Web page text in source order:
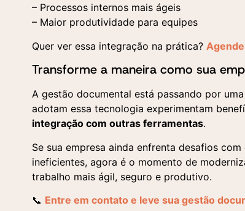
– Processos internos mais ágeis
– Maior produtividade para equipes
Quer ver essa integração na prática?
Transforme a maneira como sua
A gestão documental está passando por
adotam essa tecnologia experimentam
integração com outras ferramentas.
Se sua empresa ainda enfrenta desafios
ineficientes, agora é o momento de
trabalho mais ágil, seguro e produtivo.
📞 Entre em contato e leve sua gestão